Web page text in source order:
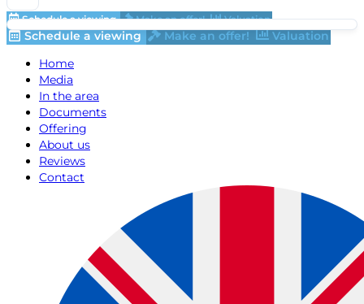
Schedule a viewing Make an offer! Valuation
Schedule a viewing Make an offer!
Valuation
Home
Media
In the area
Documents
Offering
About us
Reviews
Contact